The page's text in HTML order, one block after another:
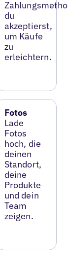
du
akzeptierst,
um Käufe
zu
erleichtern.
Fotos
Lade
Fotos
hoch, die
deinen
Standort,
deine
Produkte
und dein
Team
zeigen.